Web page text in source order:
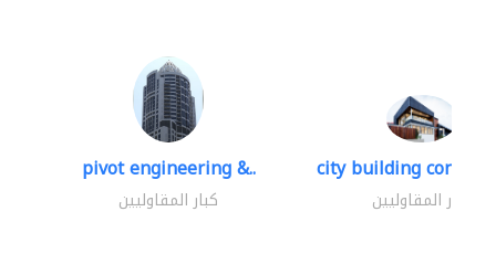
pivot engineering &..
كبار المقاوليين
city building
كبار المقاوليين